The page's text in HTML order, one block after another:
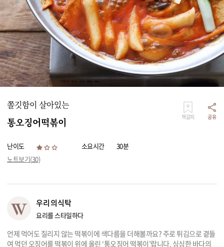
푸드
키친
리빙
가전
쫄깃함이 살아있는
통오징어떡볶이 책갈피 공유
난이도 소요시간
30분
노트보기(30)
우리의식탁
요리를 스타일하다
언제 먹어도 질리지 않는 떡볶이에 색다름을 더해볼까요? 주로 튀김으로 곁들
여 먹던 오징어를 떡볶이 위에 올린 ‘통오징어 떡볶이’랍니다. 싱싱한 바다의